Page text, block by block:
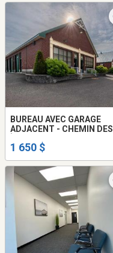
BUREAU AVEC GARAGE
ADJACENT - CHEMIN DES
1 650 $